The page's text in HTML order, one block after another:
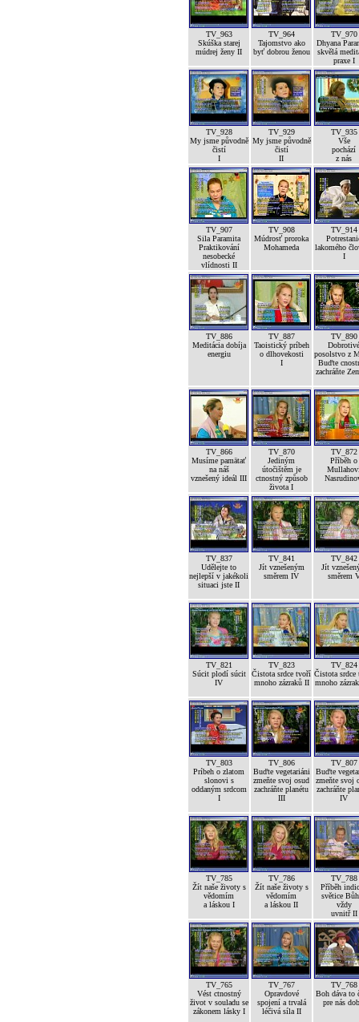
TV_963
Skúška starej
múdrej ženy II
TV_964
Tajomstvo ako
byť dobrou ženou
TV_970
Dhyana
skvělá
praxe I
TV_928
My jsme původně
čistí
I
TV_929
My jsme původně
čistí
II
TV_935
Vše
pochází
z nás
TV_907
Sila Paramita
Praktikování
nesobecké
vlídnosti II
TV_908
Múdrosť proroka
Mohameda
TV_914
lakomého
I
TV_886
Meditácia dobíja
energiu
TV_887
Taoistický príbeh
o dlhovekosti
I
TV_890
Dobrotivé
posolstvo z
Buďte
zachráňte
TV_866
Musíme pamätať
na náš
vznešený ideál III
TV_870
Jediným
útočištěm je
ctnostný způsob
života I
TV_872
Příběh o
TV_837
Udělejte to
nejlepší v jakékoli
situaci jste II
TV_841
Jít vznešeným
směrem IV
TV_842
Jít
směrem
TV_821
Súcit plodí súcit
IV
TV_823
Čistota srdce tvoří
mnoho zázraků II
TV_824
Čistota srdce
mnoho
TV_803
Príbeh o zlatom
slonovi s
oddaným srdcom
I
TV_806
Buďte vegetariáni
zmeňte svoj osud
zachráňte planétu
III
TV_807
Buďte
zmeňte svoj
zachráňte
IV
TV_785
Žít naše životy s
vědomím
a láskou I
TV_786
Žít naše životy s
vědomím
a láskou II
TV_788
Příběh
světice
vždy
uvnitř II
TV_765
Vést ctnostný
život v souladu se
zákonem lásky I
TV_767
Opravdové
spojení a trvalá
léčivá síla II
TV_768
Boh dáva to
pre nás